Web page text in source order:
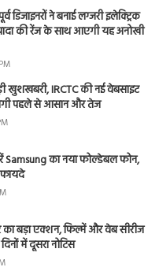
ने बनाई लग्जरी इलेक्ट्रिक
की रेंज के साथ आएगी यह अनोखी
खुशखबरी, IRCTC की नई वेबसाइट
पहले से आसान और तेज
Samsung का नया फोल्डेबल फोन,
बड़ा एक्शन, फिल्में और वेब सीरीज
में दूसरा नोटिस